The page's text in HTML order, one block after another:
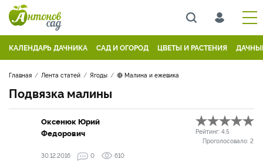
КАЛЕНДАРЬ ДАЧНИКА САД И ОГОРОД ЦВЕТЫ И РАСТЕНИЯ
Главная Лента статей Ягоды 🔴 Малина и ежевика
Подвязка малины
Оксенюк Юрий
Федорович
Рейтинг: 4.5
Проголосовало: 2
30.12.2016
0 610